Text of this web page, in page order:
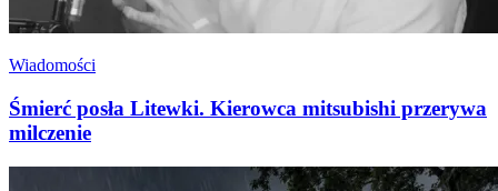
Wiadomości
Śmierć posła Litewki. Kierowca mitsubishi przerywa
milczenie